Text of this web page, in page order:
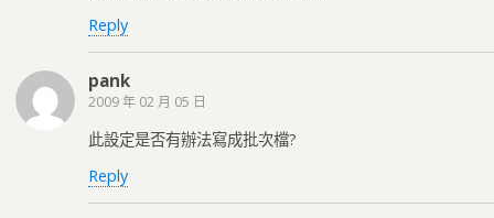
Reply
pank
2009 年 02 月 05 日
此設定是否有辦法寫成批次檔?
Reply